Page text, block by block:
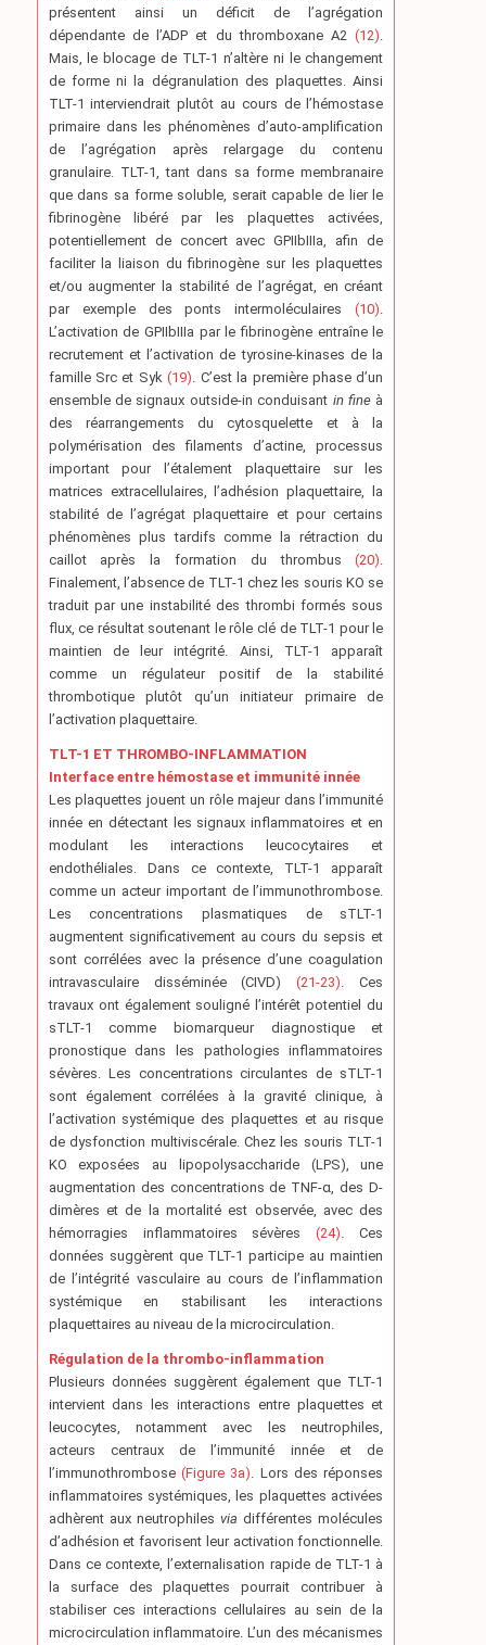
présentent ainsi un déficit de l’agrégation
dépendante de l’ADP et du thromboxane A2(12)
Mais, le blocage de TLT-1 n’altère ni le changement
de forme ni la dégranulation des plaquettes. Ainsi
TLT-1 interviendrait plutôt au cours de l’hémostase
primaire dans les phénomènes d’auto-amplification
de l’agrégation après relargage du contenu
granulaire. TLT-1, tant dans sa forme membranaire
que dans sa forme soluble, serait capable de lier le
fibrinogène libéré par les plaquettes activées,
potentiellement de concert avec GPIIbIIIa, afin de
faciliter la liaison du fibrinogène sur les plaquettes
et/ou augmenter la stabilité de l’agrégat, en créant
par exemple des ponts intermoléculaires(10)
L’activation de GPIIbIIIa par le fibrinogène entraîne le
recrutement et l’activation de tyrosine-kinases de la
famille Src et Syk(19) . C’est la première phase d’un
ensemble de signaux outside-in conduisant in fine à
des réarrangements du cytosquelette et à la
polymérisation des filaments d’actine, processus
important pour l’étalement plaquettaire sur les
matrices extracellulaires, l’adhésion plaquettaire, la
stabilité de l’agrégat plaquettaire et pour certains
phénomènes plus tardifs comme la rétraction du
caillot après la formation du thrombus(20)
Finalement, l’absence de TLT-1 chez les souris KO se
traduit par une instabilité des thrombi formés sous
flux, ce résultat soutenant le rôle clé de TLT-1 pour le
maintien de leur intégrité. Ainsi, TLT-1 apparaît
comme un régulateur positif de la stabilité
thrombotique plutôt qu’un initiateur primaire de
l’activation plaquettaire.
TLT-1 ET THROMBO-INFLAMMATION
Interface entre hémostase et immunité innée
Les plaquettes jouent un rôle majeur dans l’immunité
innée en détectant les signaux inflammatoires et en
modulant les interactions leucocytaires et
endothéliales. Dans ce contexte, TLT-1 apparaît
comme un acteur important de l’immunothrombose.
Les concentrations plasmatiques de sTLT-1
augmentent significativement au cours du sepsis et
sont corrélées avec la présence d’une coagulation
intravasculaire disséminée (CIVD)(21-23) . Ces
travaux ont également souligné l’intérêt potentiel du
sTLT-1 comme biomarqueur diagnostique et
pronostique dans les pathologies inflammatoires
sévères. Les concentrations circulantes de sTLT-1
sont également corrélées à la gravité clinique, à
l’activation systémique des plaquettes et au risque
de dysfonction multiviscérale. Chez les souris TLT-1
KO exposées au lipopolysaccharide (LPS), une
augmentation des concentrations de TNF-α, des D-
dimères et de la mortalité est observée, avec des
hémorragies inflammatoires sévères(24) . Ces
données suggèrent que TLT-1 participe au maintien
de l’intégrité vasculaire au cours de l’inflammation
systémique en stabilisant les interactions
plaquettaires au niveau de la microcirculation.
Régulation de la thrombo-inflammation
Plusieurs données suggèrent également que TLT-1
intervient dans les interactions entre plaquettes et
leucocytes, notamment avec les neutrophiles,
acteurs centraux de l’immunité innée et de
l’immunothrombose (Figure 3a) . Lors des réponses
inflammatoires systémiques, les plaquettes activées
adhèrent aux neutrophilesvia différentes molécules
d’adhésion et favorisent leur activation fonctionnelle.
Dans ce contexte, l’externalisation rapide de TLT-1 à
la surface des plaquettes pourrait contribuer à
stabiliser ces interactions cellulaires au sein de la
microcirculation inflammatoire. L’un des mécanismes